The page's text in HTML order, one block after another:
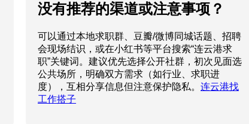
没有推荐的渠道或注意事项？
可以通过本地求职群、豆瓣/微博同城话题、招聘
会现场结识，或在小红书等平台搜索“连云港求
职”关键词。建议优先选择公开社群，初次见面选
公共场所，明确双方需求（如行业、求职进
度），互相分享信息但注意保护隐私。连云港找
工作搭子